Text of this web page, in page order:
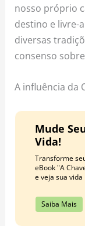
nosso próprio
destino e livre-
diversas
consenso
A influência da
Mude
Vida!
Transforme
eBook "A
e veja sua
Saiba Mais